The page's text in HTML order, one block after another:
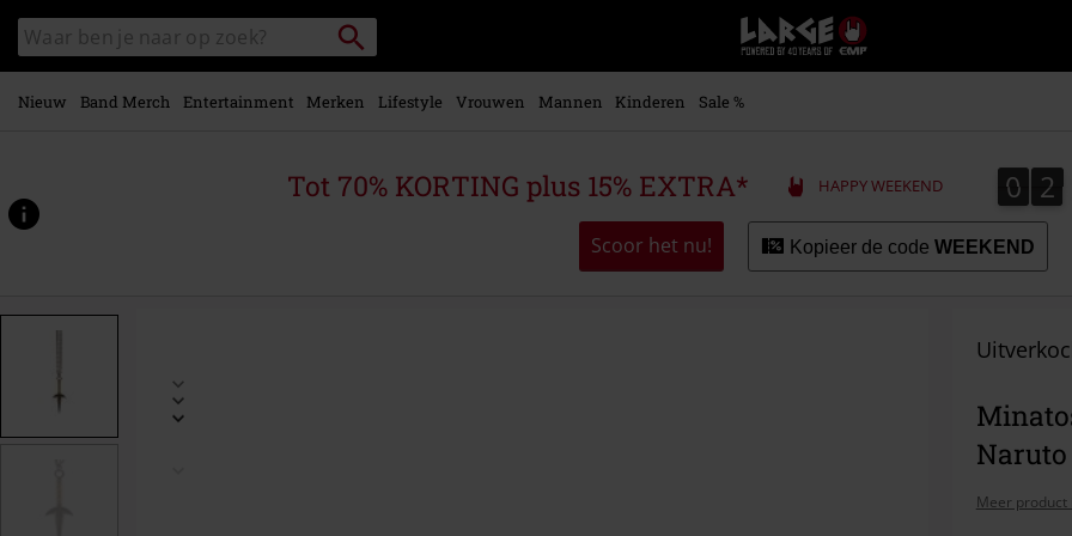
naar
hoofdinhoud
Zoek
in
catalogus
Packstation
zoeken
Large
–
Muziek-,
+
kleding
Nieuw Band Merch Entertainment Merken Lifestyle Vrouwen Mannen Kinderen Sale %
Tot 70% KORTING plus 15% EXTRA* HAPPY WEEKEND 0
0 2
2
Scoor het nu! Kopieer de code WEEKEND
www.large.nl/p/minatos%27s-
Naruto
Meer